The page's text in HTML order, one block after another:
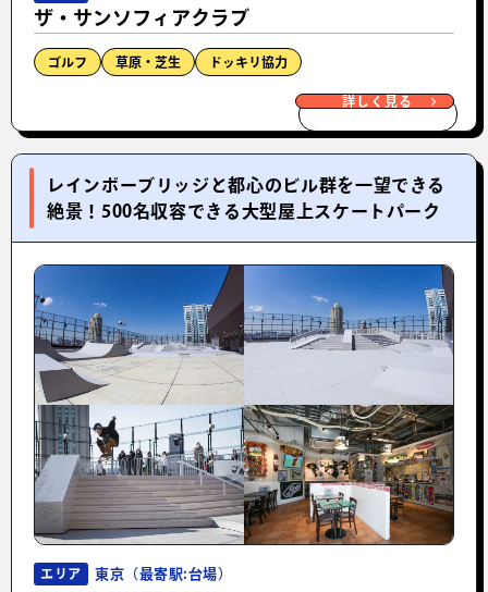
ザ・サンソフィアクラブ
ゴルフ 草原・芝生 ドッキリ協力
詳しく見る
レインボーブリッジと都心のビル群を一望できる
絶景！500名収容できる大型屋上スケートパーク
エリア 東京（最寄駅:台場）